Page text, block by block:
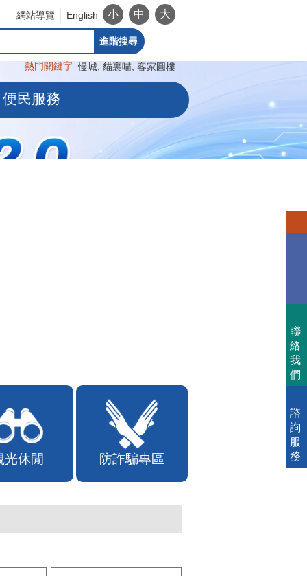
網站導覽 English 小 中 大
進階搜尋
熱門關鍵字 慢城 貓裏喵 客家圓樓
便民服務
光休閒 防詐騙專區
聯
絡
我
們
諮
詢
服
務